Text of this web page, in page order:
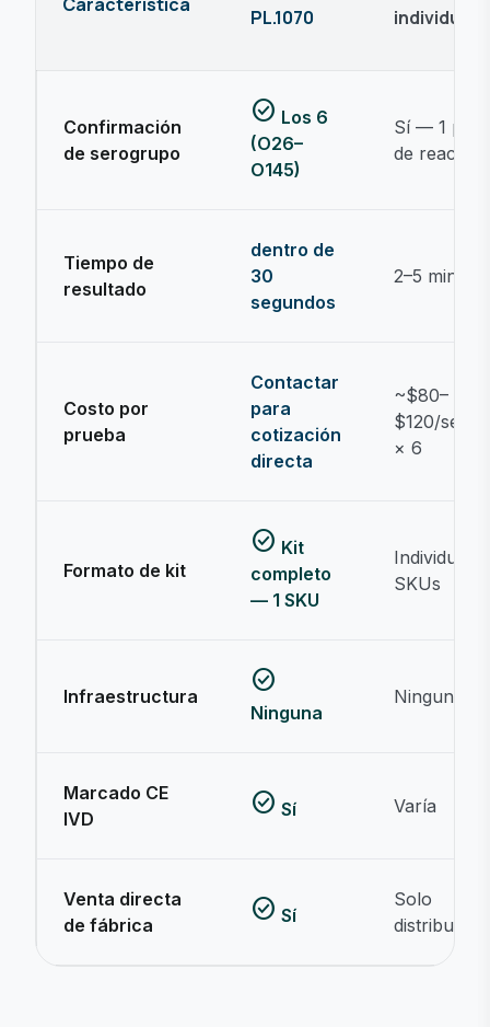
Característica
PL.1070
Confirmación
de serogrupo
check_circle Los 6
(O26–
O145)
Sí — 1 por
de reactivo
Tiempo de
resultado
dentro de
30
segundos
2–5 min
Costo por
prueba
Contactar
para
cotización
directa
~$80–
$120/
× 6
Formato de kit
check_circle Kit
completo
— 1 SKU
Individual
SKUs
Infraestructura
check_circle
Ninguna
Ninguna
Marcado CE
IVD
check_circle Sí Varía
Venta directa
de fábrica
check_circle Sí
Solo
distribuidor